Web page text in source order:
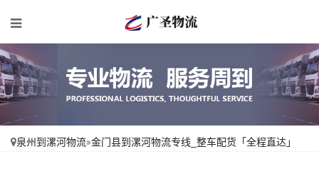
泉州到漯河物流»金门县到漯河物流专线_整车配货「全程直达」